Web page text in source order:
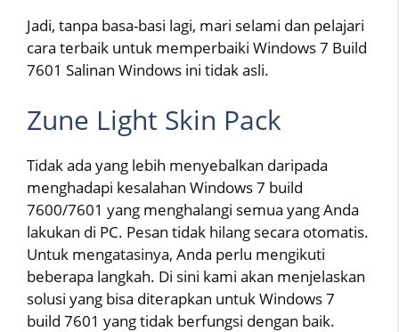
Jadi, tanpa basa-basi lagi, mari selami dan pelajari
cara terbaik untuk memperbaiki Windows 7 Build
7601 Salinan Windows ini tidak asli.
Zune Light Skin Pack
Tidak ada yang lebih menyebalkan daripada
menghadapi kesalahan Windows 7 build
7600/7601 yang menghalangi semua yang Anda
lakukan di PC. Pesan tidak hilang secara otomatis.
Untuk mengatasinya, Anda perlu mengikuti
beberapa langkah. Di sini kami akan menjelaskan
solusi yang bisa diterapkan untuk Windows 7
build 7601 yang tidak berfungsi dengan baik.